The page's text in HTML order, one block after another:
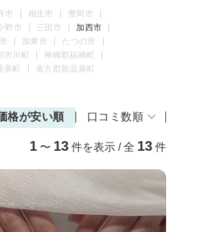
市 相生市
豊岡市
野市 三田市
加西市
加東市
たつの市
市川町
神崎郡福崎町
町 美方郡新温泉町
格が安い順 口コミ数順
1 〜 13 件を表示 / 全 13 件